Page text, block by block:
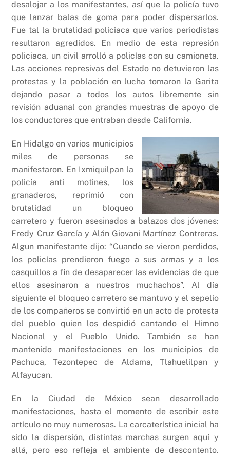
desalojar a los manifestantes, así que la policía tuvo
que lanzar balas de goma para poder dispersarlos.
Fue tal la brutalidad policiaca que varios periodistas
resultaron agredidos. En medio de esta represión
policiaca, un civil arrolló a policías con su camioneta.
Las acciones represivas del Estado no detuvieron las
protestas y la población en lucha tomaron la Garita
dejando pasar a todos los autos libremente sin
revisión aduanal con grandes muestras de apoyo de
los conductores que entraban desde California.
En Hidalgo en varios municipios
miles de personas se
manifestaron. En Ixmiquilpan la
policía anti motines, los
granaderos, reprimió con
brutalidad un bloqueo
carretero y fueron asesinados a balazos dos jóvenes:
Fredy Cruz García y Alán Giovani Martínez Contreras.
Algun manifestante dijo: “Cuando se vieron perdidos,
los policías prendieron fuego a sus armas y a los
casquillos a fin de desaparecer las evidencias de que
ellos asesinaron a nuestros muchachos”. Al día
siguiente el bloqueo carretero se mantuvo y el sepelio
de los compañeros se convirtió en un acto de protesta
del pueblo quien los despidió cantando el Himno
Nacional y el Pueblo Unido. También se han
mantenido manifestaciones en los municipios de
Pachuca, Tezontepec de Aldama, Tlahuelilpan y
Alfayucan.
En la Ciudad de México sean desarrollado
manifestaciones, hasta el momento de escribir este
artículo no muy numerosas. La carcaterística inicial ha
sido la dispersión, distintas marchas surgen aquí y
allá, pero eso refleja el ambiente de descontento.